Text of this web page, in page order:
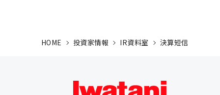
HOME 投資家情報 IR資料室 決算短信